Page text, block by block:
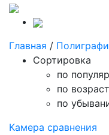
Главная /
Cортировка
по
по
по
Камера сравнения